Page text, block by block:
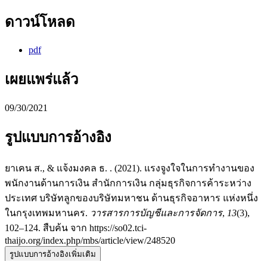
ดาวน์โหลด
pdf
เผยแพร่แล้ว
09/30/2021
รูปแบบการอ้างอิง
ยาเคน ส., & แจ้งมงคล ธ. . (2021). แรงจูงใจในการทำงานของ
พนักงานด้านการเงิน สำนักการเงิน กลุ่มธุรกิจการค้าระหว่าง
ประเทศ บริษัทลูกของบริษัทมหาชน ด้านธุรกิจอาหาร แห่งหนึ่ง
ในกรุงเทพมหานคร. วารสารการบัญชีและการจัดการ, 13(3),
102–124. สืบค้น จาก https://so02.tci-
thaijo.org/index.php/mbs/article/view/248520
รูปแบบการอ้างอิงเพิ่มเติม